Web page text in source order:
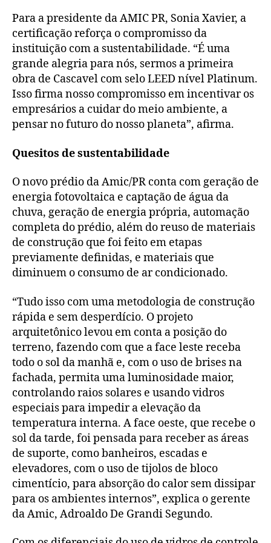
Para a presidente da AMIC PR, Sonia Xavier, a
certificação reforça o compromisso da
instituição com a sustentabilidade. “É uma
grande alegria para nós, sermos a primeira
obra de Cascavel com selo LEED nível Platinum.
Isso firma nosso compromisso em incentivar os
empresários a cuidar do meio ambiente, a
pensar no futuro do nosso planeta”, afirma.
Quesitos de sustentabilidade
O novo prédio da Amic/PR conta com geração de
energia fotovoltaica e captação de água da
chuva, geração de energia própria, automação
completa do prédio, além do reuso de materiais
de construção que foi feito em etapas
previamente definidas, e materiais que
diminuem o consumo de ar condicionado.
“Tudo isso com uma metodologia de construção
rápida e sem desperdício. O projeto
arquitetônico levou em conta a posição do
terreno, fazendo com que a face leste receba
todo o sol da manhã e, com o uso de brises na
fachada, permita uma luminosidade maior,
controlando raios solares e usando vidros
especiais para impedir a elevação da
temperatura interna. A face oeste, que recebe o
sol da tarde, foi pensada para receber as áreas
de suporte, como banheiros, escadas e
elevadores, com o uso de tijolos de bloco
cimentício, para absorção do calor sem dissipar
para os ambientes internos”, explica o gerente
da Amic, Adroaldo De Grandi Segundo.